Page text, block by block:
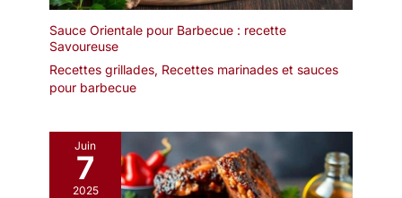
Sauce Orientale pour Barbecue : recette
Savoureuse
Recettes grillades, Recettes marinades et sauces
pour barbecue
Juin
7
2025